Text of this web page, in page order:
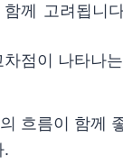
께 고려됩니
점이 나타나
흐름이 함께
.